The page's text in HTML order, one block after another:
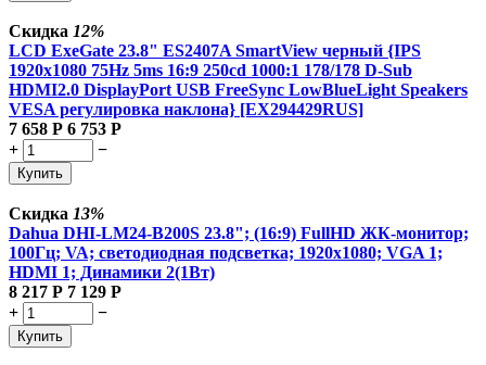
Скидка 12%
LCD ExeGate 23.8" ES2407A SmartView черный {IPS
1920x1080 75Hz 5ms 16:9 250cd 1000:1 178/178 D-Sub
HDMI2.0 DisplayPort USB FreeSync LowBlueLight Speakers
VESA регулировка наклона} [EX294429RUS]
7 658 Р 6 753 Р
+
−
Купить
Скидка 13%
Dahua DHI-LM24-B200S 23.8"; (16:9) FullHD ЖК-монитор;
100Гц; VA; светодиодная подсветка; 1920x1080; VGA 1;
HDMI 1; Динамики 2(1Вт)
8 217 Р 7 129 Р
+
−
Купить